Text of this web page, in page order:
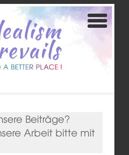
Beiträge?
Arbeit bitte mit